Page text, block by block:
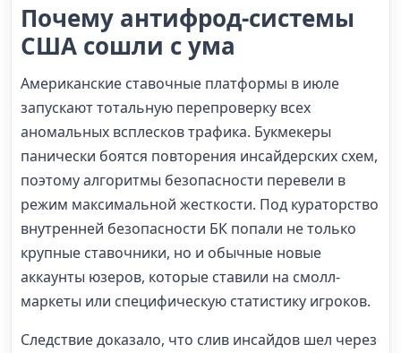
Почему антифрод-системы
США сошли с ума
Американские ставочные платформы в июле
запускают тотальную перепроверку всех
аномальных всплесков трафика. Букмекеры
панически боятся повторения инсайдерских схем,
поэтому алгоритмы безопасности перевели в
режим максимальной жесткости. Под кураторство
внутренней безопасности БК попали не только
крупные ставочники, но и обычные новые
аккаунты юзеров, которые ставили на смолл-
маркеты или специфическую статистику игроков.
Следствие доказало, что слив инсайдов шел через